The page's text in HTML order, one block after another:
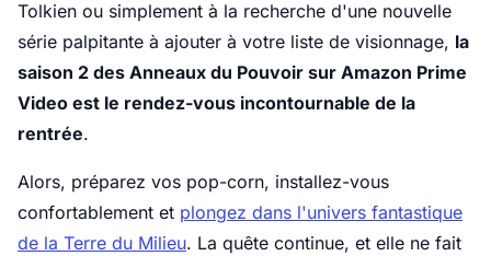
Tolkien ou simplement à la recherche d'une nouvelle
série palpitante à ajouter à votre liste de visionnage, la
saison 2 des Anneaux du Pouvoir sur Amazon Prime
Video est le rendez-vous incontournable de la
rentrée.
Alors, préparez vos pop-corn, installez-vous
confortablement et plongez dans l'univers fantastique
de la Terre du Milieu. La quête continue, et elle ne fait